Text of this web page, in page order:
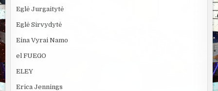
Eglė Jurgaitytė
Eglė Sirvydytė
Eina Vyrai Namo
el FUEGO
ELEY
Erica Jennings